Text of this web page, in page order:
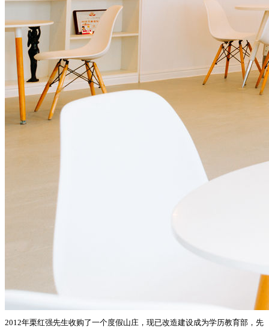
2012年栗红强先生收购了一个度假山庄，现已改造建设成为学历教育部，先